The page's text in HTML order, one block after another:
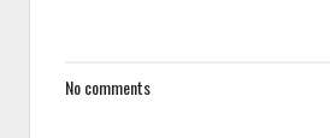
No comments